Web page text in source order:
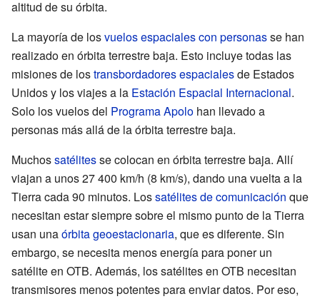
altitud de su órbita.
La mayoría de losvuelos espaciales con personasse han
realizado en órbita terrestre baja. Esto incluye todas las
misiones de lostransbordadores espacialesde Estados
Unidos y los viajes a la Estación Espacial Internacional.
Solo los vuelos del Programa Apolo han llevado a
personas más allá de la órbita terrestre baja.
Muchossatélitesse colocan en órbita terrestre baja. Allí
viajan a unos 27 400 km/h (8 km/s), dando una vuelta a la
Tierra cada 90 minutos. Lossatélites de comunicación que
necesitan estar siempre sobre el mismo punto de la Tierra
usan unaórbita geoestacionaria, que es diferente. Sin
embargo, se necesita menos energía para poner un
satélite en OTB. Además, los satélites en OTB necesitan
transmisores menos potentes para enviar datos. Por eso,